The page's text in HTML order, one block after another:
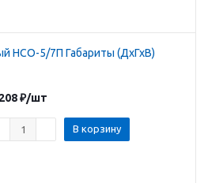
HCO-5/7П Габариты (ДхГхВ)
₽/шт
В корзину